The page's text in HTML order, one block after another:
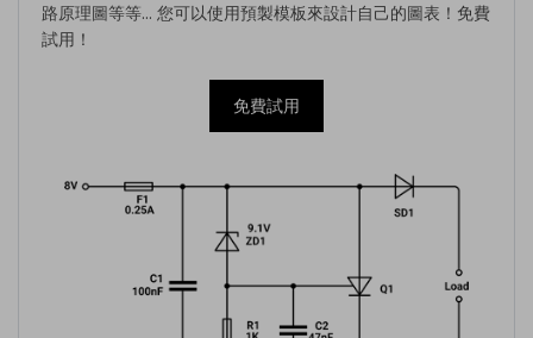
路原理圖等等… 您可以使用預製模板來設計自己的圖表！免費
試用！
免費試用